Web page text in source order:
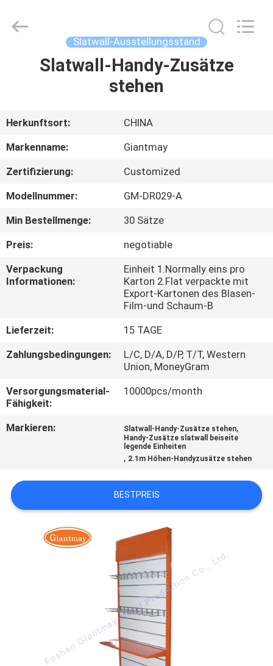
HAUS
ÜBER
UNS
FABRIK-
AUSFLUG
QUALITÄTSKONTROLLE
SIE
UNS
IN
VERBINDUNG
FÄLLE
SITEMAP
Developed
Slatwall-Ausstellungsstand
Slatwall-Handy-Zusätze
stehen
Herkunftsort:
CHINA
Markenname:
Giantmay
Zertifizierung:
Customized
Modellnummer:
GM-DR029-A
Min Bestellmenge:
30 Sätze
Preis:
negotiable
Verpackung
Informationen:
Einheit 1.Normally eins pro
Karton 2.Flat verpackte mit
Export-Kartonen des Blasen-
Film-und Schaum-B
Lieferzeit:
15 TAGE
Zahlungsbedingungen:
L/C, D/A, D/P, T/T, Western
Union, MoneyGram
Versorgungsmaterial-
Fähigkeit:
10000pcs/month
Markieren: Slatwall-Handy-Zusätze stehen,
Handy-Zusätze slatwall beiseite
legende Einheiten
, 2.1m Höhen-Handyzusätze stehen
BESTPREIS